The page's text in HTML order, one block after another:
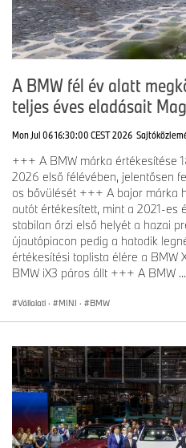
A BMW fél év alatt
teljes éves eladásait
Mon Jul 06 16:30:00 CEST 2026
+++ A BMW márka értékesítése
2026 első félévében, jelentősen
os bővülését +++ A bajor márka
autót értékesített, mint a 2021-
stabilan őrzi első helyét a hazai
újautópiacon pedig a hatodik
értékesítési toplista élére a BMW
BMW iX3 páros állt +++ A BMW ...
Vállalati · MINI · BMW